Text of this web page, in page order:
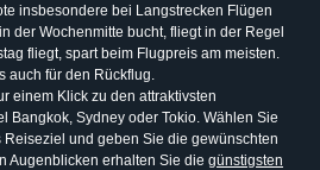
insbesondere bei Langstrecken Flügen
in der Wochenmitte bucht, fliegt in der Regel
fliegt, spart beim Flugpreis am meisten.
auch für den Rückflug.
einem Klick zu den attraktivsten
Bangkok, Sydney oder Tokio. Wählen Sie
und geben Sie die gewünschten
Augenblicken erhalten Sie die günstigsten